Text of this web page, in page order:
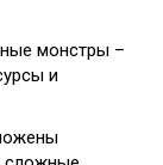
монстры –
и